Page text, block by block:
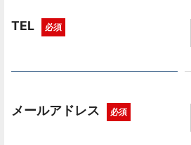
TEL 必須
メールアドレス 必須